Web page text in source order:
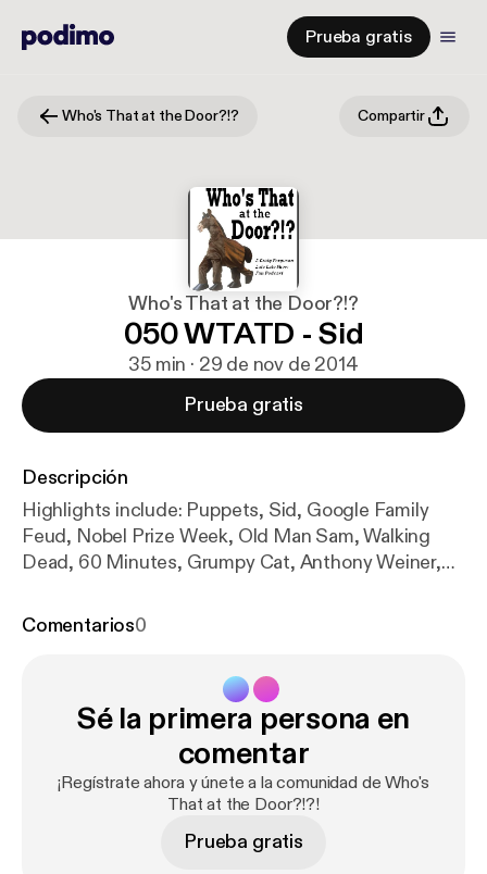
Prueba gratis
Who's That at the Door?!? Compartir
Who's That at the Door?!?
050 WTATD - Sid
35 min · 29 de nov de 2014
Prueba gratis
Descripción
Highlights include: Puppets, Sid, Google Family
Feud, Nobel Prize Week, Old Man Sam, Walking
Dead, 60 Minutes, Grumpy Cat, Anthony Weiner,
Stallone, Arnold Schwartzenegger, Jonas Brothers,
tweets and email jingles, closing cat graphics,
tootsie-frootsie ratings
Comentarios0
Sé la primera persona en
comentar
¡Regístrate ahora y únete a la comunidad de Who's
That at the Door?!?!
Prueba gratis